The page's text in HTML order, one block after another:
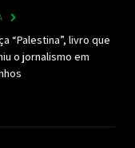
“Palestina”, livro que
o jornalismo em